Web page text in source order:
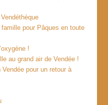
pour Pâques en toute
!
au grand air de Vendée !
pour un retour à